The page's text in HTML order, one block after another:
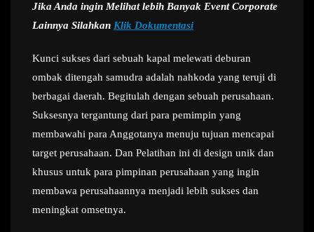
Jika Anda ingin Melihat lebih Banyak Event Corporate
Lainnya Silahkan Klik Dokumentasi
Kunci sukses dari sebuah kapal melewati deburan
ombak ditengah samudra adalah nahkoda yang teruji di
berbagai daerah. Begitulah dengan sebuah perusahaan.
Suksesnya tergantung dari para pemimpin yang
membawahi para Anggotanya menuju tujuan mencapai
target perusahaan. Dan Pelatihan ini di design unik dan
khusus untuk para pimpinan perusahaan yang ingin
membawa perusahaannya menjadi lebih sukses dan
meningkat omsetnya.